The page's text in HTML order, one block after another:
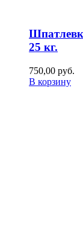
25 кг.
750,00 руб.
В корзину